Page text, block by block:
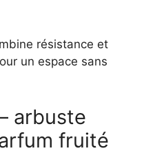
résistance et
un espace sans
arbuste
fruité